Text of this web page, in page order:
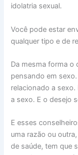
idolatria sexual.
Você pode estar
qualquer tipo e de
Da mesma forma o
pensando em
relacionado a
a sexo. E o desejo
E esses
uma razão ou
de saúde, tem que